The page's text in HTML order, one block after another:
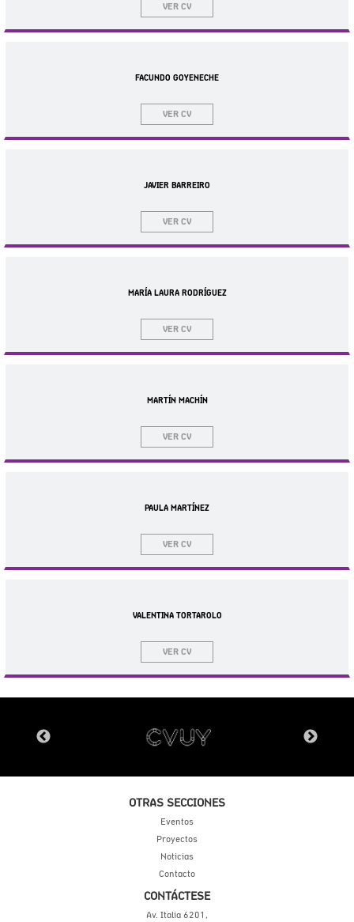
VER CV
FACUNDO GOYENECHE
VER CV
JAVIER BARREIRO
VER CV
MARÍA LAURA RODRÍGUEZ
VER CV
MARTÍN MACHÍN
VER CV
PAULA MARTÍNEZ
VER CV
VALENTINA TORTAROLO
VER CV
OTRAS SECCIONES
Eventos
Proyectos
Noticias
Contacto
CONTÁCTESE
Av. Italia 6201,